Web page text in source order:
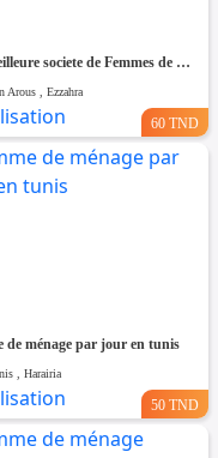
La Meilleure societe de Femmes de Ménage A Ezzahra
Arous , Ezzahra
60 TND
de ménage par jour en tunis
, Harairia
50 TND